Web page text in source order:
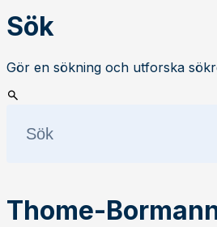
Sök
Gör en sökning och utforska
Thome-